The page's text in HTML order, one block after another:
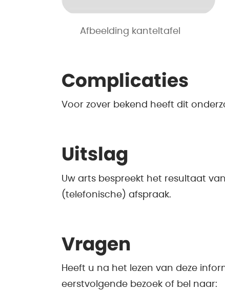
Afbeelding kanteltafel
Complicaties
Voor zover bekend heeft dit
Uitslag
Uw arts bespreekt het resultaat
(telefonische) afspraak.
Vragen
Heeft u na het lezen van deze
eerstvolgende bezoek of bel naar: